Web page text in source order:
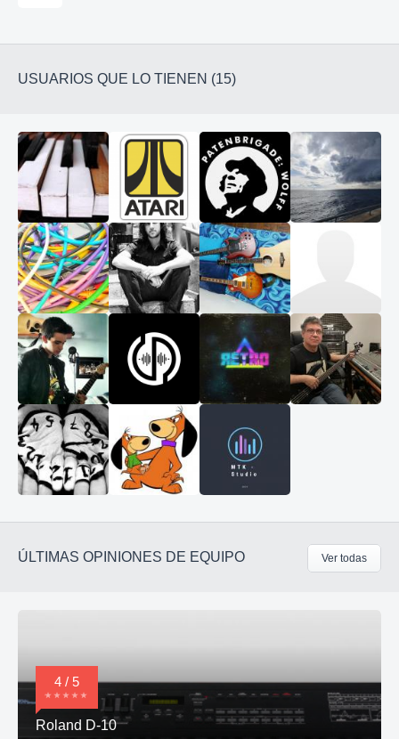
USUARIOS QUE LO TIENEN (15)
ÚLTIMAS OPINIONES DE EQUIPO Ver todas
4 / 5
Roland D-10